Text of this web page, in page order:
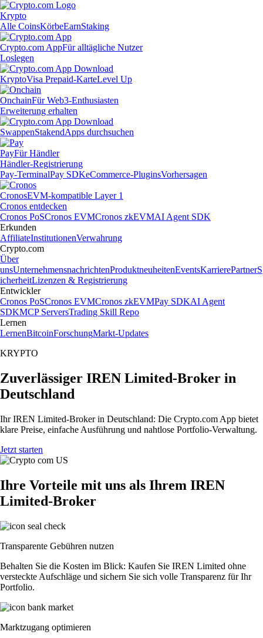
Krypto
Alle CoinsKörbeEarnStaking
Crypto.com AppFür alltägliche Nutzer
Loslegen
KryptoVisa Prepaid-KarteLevel Up
OnchainFür Web3-Enthusiasten
Erweiterung erhalten
SwappenStakendApps durchsuchen
PayFür Händler
Händler-Registrierung
Pay-TerminalPay SDKeCommerce-PluginsVorhersagen
CronosEVM-kompatible Layer 1
Cronos entdecken
Cronos PoSCronos EVMCronos zkEVMAI Agent SDK
Erkunden
AffiliateInstitutionenVerwahrung
Crypto.com
Über
unsUnternehmensnachrichtenProduktneuheitenEventsKarrierePartnerS
icherheitLizenzen & Registrierung
Entwickler
Cronos PoSCronos EVMCronos zkEVMPay SDKAI Agent
SDKMCP ServersTrading Skill Repo
Lernen
LernenBitcoinForschungMarkt-Updates
KRYPTO
Zuverlässiger IREN Limited-Broker in
Deutschland
Ihr IREN Limited-Broker in Deutschland: Die Crypto.com App bietet
klare Preise, einfache Ausführung und nahtlose Portfolio-Verwaltung.
Jetzt starten
Ihre Vorteile mit uns als Ihrem IREN
Limited-Broker
Transparente Gebühren nutzen
Behalten Sie die Kosten im Blick: Kaufen Sie IREN Limited ohne
versteckte Aufschläge und sichern Sie sich volle Transparenz für Ihr
Portfolio.
Marktzugang optimieren